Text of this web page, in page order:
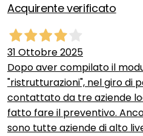
Acquirente verificato
31 Ottobre 2025
Dopo aver compilato il
"ristrutturazioni", nel giro di
contattato da tre aziende
fatto fare il preventivo.
sono tutte aziende di alto